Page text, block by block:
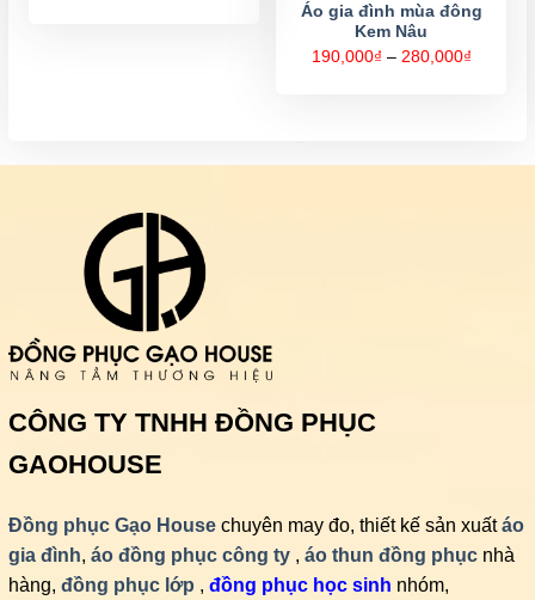
Áo gia đình mùa đông
Kem Nâu
190,000₫ – 280,000₫Khoảng
CÔNG TY TNHH ĐỒNG PHỤC
GAOHOUSE
Đồng phục Gạo Housechuyên may đo, thiết kế sản xuấtáo
gia đình, áo đồng phục công ty, áo thun đồng phụcnhà
hàng, đồng phục lớp , đồng phục học sinh nhóm,